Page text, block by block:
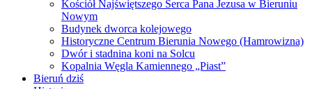
Kościół Najświętszego Serca Pana Jezusa w Bieruniu
Nowym
Budynek dworca kolejowego
Historyczne Centrum Bierunia Nowego (Hamrowizna)
Dwór i stadnina koni na Solcu
Kopalnia Węgla Kamiennego „Piast”
Bieruń dziś